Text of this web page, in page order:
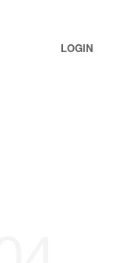
LOGIN